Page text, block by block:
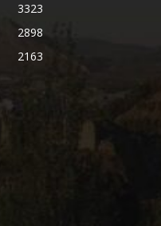
3323
2898
2163